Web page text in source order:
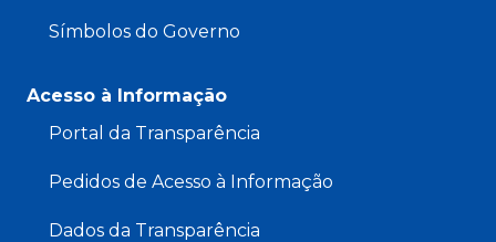
Símbolos do Governo
Acesso à Informação
Portal da Transparência
Pedidos de Acesso à Informação
Dados da Transparência